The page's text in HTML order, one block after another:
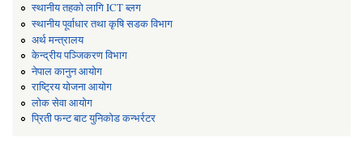
स्थानीय तहको लागि ICT ब्लग
स्थानीय पूर्वाधार तथा कृषि सडक विभाग
अर्थ मन्त्रालय
केन्द्रीय पञ्जिकरण विभाग
नेपाल कानुन आयोग
राष्ट्रिय योजना आयोग
लोक सेवा आयोग
प्रिती फन्ट बाट युनिकोड कन्भर्रटर